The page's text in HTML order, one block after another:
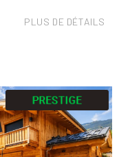
PLUS DE DÉTAILS